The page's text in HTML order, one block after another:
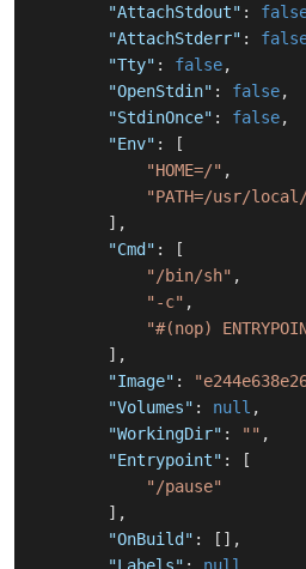
"AttachStdout" :
"AttachStderr" :
"Tty" : false,
"OpenStdin" : false,
"StdinOnce" : false,
"Env" :
[
"HOME=/" ,
"PATH=/usr/
] ,
"Cmd" :
[
"/bin/sh" ,
"-c" ,
"#(nop)
] ,
"Image" :
"Volumes" : null ,
"WorkingDir" : "" ,
"Entrypoint" :
[
"/pause"
] ,
"OnBuild" : [ ] ,